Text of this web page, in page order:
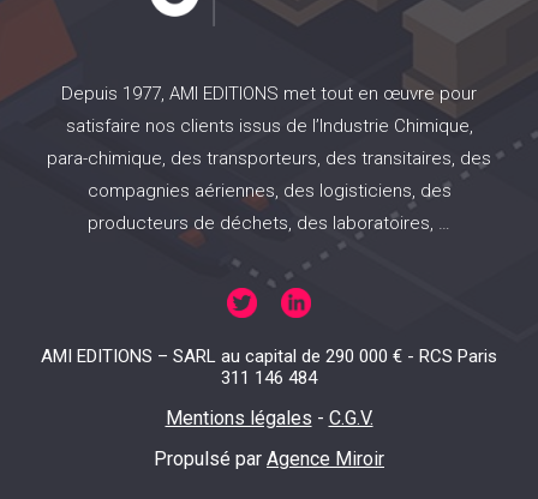
Depuis 1977, AMI EDITIONS met tout en œuvre pour
satisfaire nos clients issus de l’Industrie Chimique,
para-chimique, des transporteurs, des transitaires, des
compagnies aériennes, des logisticiens, des
producteurs de déchets, des laboratoires, …
AMI EDITIONS – SARL au capital de 290 000 € - RCS Paris
311 146 484
Mentions légales - C.G.V.
Propulsé par Agence Miroir